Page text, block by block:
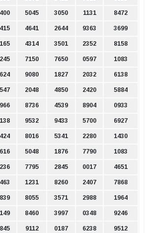
5045 3050 1131 8472
4641 2644 9363 3699
4314 3501 2352 8158
7150 7650 0597 1083
9080 1827 2032 6138
2048 4850 2420 5884
8736 4539 8904 0933
9532 9433 5700 6927
8016 5341 2280 1430
5048 1876 7790 1083
7795 2845 0017 4651
1231 8260 2407 7868
8055 3571 2988 1964
8460 3997 0348 9246
9112 0187 6238 9512